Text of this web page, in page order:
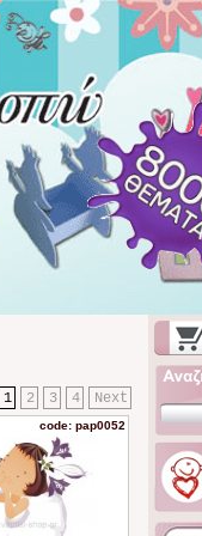
Next
4
3
2
1
code: pap0052